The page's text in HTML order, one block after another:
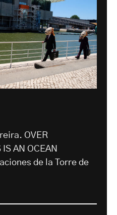
OVER
AN OCEAN
de la Torre de